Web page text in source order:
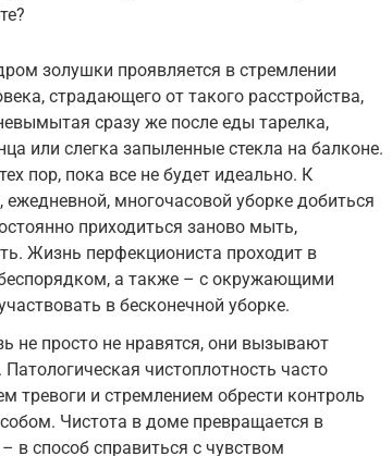
золушки проявляется в стремлении
страдающего от такого расстройства,
сразу же после еды тарелка,
или слегка запыленные стекла на балконе.
пор, пока все не будет идеально. К
многочасовой уборке добиться
приходиться заново мыть,
Жизнь перфекциониста проходит в
а также – с окружающими
в бесконечной уборке.
не просто не нравятся, они вызывают
чистоплотность часто
тревоги и стремлением обрести контроль
Чистота в доме превращается в
в способ справиться с чувством